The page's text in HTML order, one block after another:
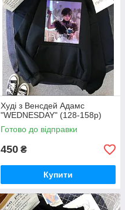
Худі з Венсдей Адамс
"WEDNESDAY" (128-158р)
Готово до відправки
450 ₴
Купити